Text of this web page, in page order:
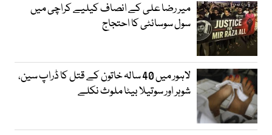
میر رضا علی کے انصاف کیلیے کراچی میں
سول سوسائٹی کا احتجاج
لاہور میں 40 سالہ خاتون کے قتل کا ڈراپ سین،
شوہر اور سوتیلا بیٹا ملوث نکلے